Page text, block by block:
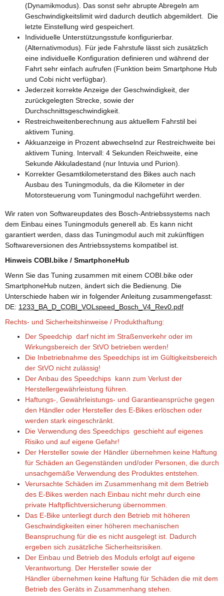
(Dynamikmodus). Das sonst sehr abrupte Abregeln am
Geschwindigkeitslimit wird dadurch deutlich abgemildert. Die
letzte Einstellung wird gespeichert.
Individuelle Unterstützungsstufe konfigurierbar.
(Alternativmodus). Für jede Fahrstufe lässt sich zusätzlich
eine individuelle Konfiguration definieren und während der
Fahrt sehr einfach aufrufen (Funktion beim Smartphone Hub
und Cobi nicht verfügbar).
Jederzeit korrekte Anzeige der Geschwindigkeit, der
zurückgelegten Strecke, sowie der
Durchschnittsgeschwindigkeit.
Restreichweitenberechnung aus aktuellem Fahrstil bei
aktivem Tuning.
Akkuanzeige in Prozent abwechselnd zur Restreichweite bei
aktivem Tuning. Intervall: 4 Sekunden Reichweite, eine
Sekunde Akkuladestand (nur Intuvia und Purion).
Korrekter Gesamtkilometerstand des Bikes auch nach
Ausbau des Tuningmoduls, da die Kilometer in der
Motorsteuerung vom Tuningmodul nachgeführt werden.
Wir raten von Softwareupdates des Bosch-Antriebssystems nach
dem Einbau eines Tuningmoduls generell ab. Es kann nicht
garantiert werden, dass das Tuningmodul auch mit zukünftigen
Softwareversionen des Antriebssystems kompatibel ist.
Hinweis COBI.bike / SmartphoneHub
Wenn Sie das Tuning zusammen mit einem COBI.bike oder
SmartphoneHub nutzen, ändert sich die Bedienung. Die
Unterschiede haben wir in folgender Anleitung zusammengefasst:
DE: 1233_BA_D_COBI_VOLspeed_Bosch_V4_Rev0.pdf
Rechts- und Sicherheitshinweise / Produkthaftung:
Der Speedchip darf nicht im Straßenverkehr oder im
Wirkungsbereich der StVO betrieben werden!
Die Inbetriebnahme des Speedchips ist im Gültigkeitsbereich
der StVO nicht zulässig!
Der Anbau des Speedchips kann zum Verlust der
Herstellergewährleistung führen.
Haftungs-, Gewährleistungs- und Garantieansprüche gegen
den Händler oder Hersteller des E-Bikes erlöschen oder
werden stark eingeschränkt.
Die Verwendung des Speedchips geschieht auf eigenes
Risiko und auf eigene Gefahr!
Der Hersteller sowie der Händler übernehmen keine Haftung
für Schäden an Gegenständen und/oder Personen, die durch
unsachgemäße Verwendung des Produktes entstehen.
Verursachte Schäden im Zusammenhang mit dem Betrieb
des E-Bikes werden nach Einbau nicht mehr durch eine
private Haftpflichtversicherung übernommen.
Das E-Bike unterliegt durch den Betrieb mit höheren
Geschwindigkeiten einer höheren mechanischen
Beanspruchung für die es nicht ausgelegt ist. Dadurch
ergeben sich zusätzliche Sicherheitsrisiken.
Der Einbau und Betrieb des Moduls erfolgt auf eigene
Verantwortung. Der Hersteller sowie der
Händler übernehmen keine Haftung für Schäden die mit dem
Betrieb des Geräts in Zusammenhang stehen.